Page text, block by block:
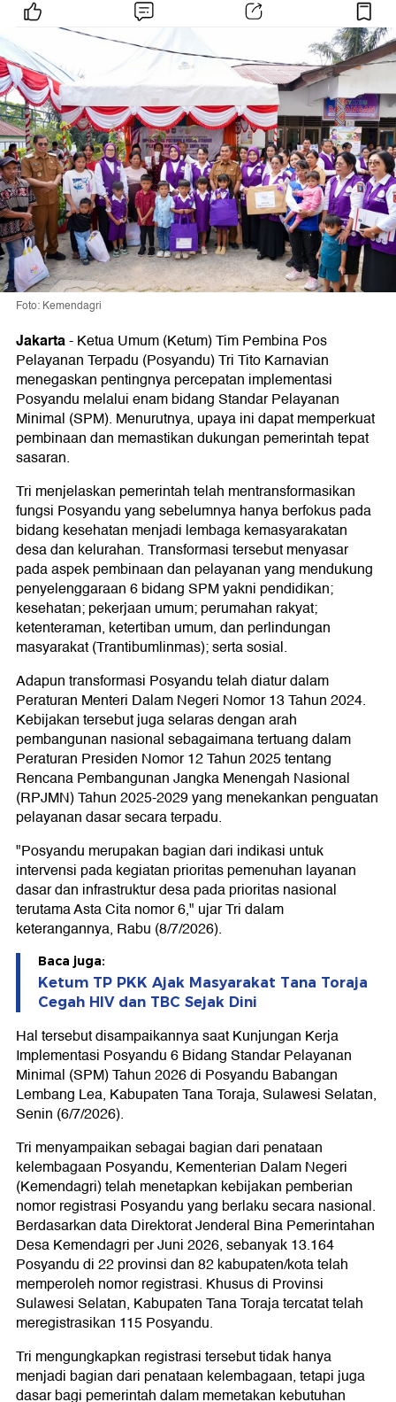
Foto: Kemendagri
Jakarta-Ketua Umum (Ketum) Tim Pembina Pos
Pelayanan Terpadu (Posyandu) Tri Tito Karnavian
menegaskan pentingnya percepatan implementasi
Posyandu melalui enam bidang Standar Pelayanan
Minimal (SPM). Menurutnya, upaya ini dapat memperkuat
pembinaan dan memastikan dukungan pemerintah tepat
sasaran.
Tri menjelaskan pemerintah telah mentransformasikan
fungsi Posyandu yang sebelumnya hanya berfokus pada
bidang kesehatan menjadi lembaga kemasyarakatan
desa dan kelurahan. Transformasi tersebut menyasar
pada aspek pembinaan dan pelayanan yang mendukung
penyelenggaraan 6 bidang SPM yakni pendidikan;
kesehatan; pekerjaan umum; perumahan rakyat;
ketenteraman, ketertiban umum, dan perlindungan
masyarakat (Trantibumlinmas); serta sosial.
Adapun transformasi Posyandu telah diatur dalam
Peraturan Menteri Dalam Negeri Nomor 13 Tahun 2024.
Kebijakan tersebut juga selaras dengan arah
pembangunan nasional sebagaimana tertuang dalam
Peraturan Presiden Nomor 12 Tahun 2025 tentang
Rencana Pembangunan Jangka Menengah Nasional
(RPJMN) Tahun 2025-2029 yang menekankan penguatan
pelayanan dasar secara terpadu.
"Posyandu merupakan bagian dari indikasi untuk
intervensi pada kegiatan prioritas pemenuhan layanan
dasar dan infrastruktur desa pada prioritas nasional
terutama Asta Cita nomor 6," ujar Tri dalam
keterangannya, Rabu (8/7/2026).
Baca juga:
Ketum TP PKK Ajak Masyarakat Tana Toraja
Cegah HIV dan TBC Sejak Dini
Hal tersebut disampaikannya saat Kunjungan Kerja
Implementasi Posyandu 6 Bidang Standar Pelayanan
Minimal (SPM) Tahun 2026 di Posyandu Babangan
Lembang Lea, Kabupaten Tana Toraja, Sulawesi Selatan,
Senin (6/7/2026).
Tri menyampaikan sebagai bagian dari penataan
kelembagaan Posyandu, Kementerian Dalam Negeri
(Kemendagri) telah menetapkan kebijakan pemberian
nomor registrasi Posyandu yang berlaku secara nasional.
Berdasarkan data Direktorat Jenderal Bina Pemerintahan
Desa Kemendagri per Juni 2026, sebanyak 13.164
Posyandu di 22 provinsi dan 82 kabupaten/kota telah
memperoleh nomor registrasi. Khusus di Provinsi
Sulawesi Selatan, Kabupaten Tana Toraja tercatat telah
meregistrasikan 115 Posyandu.
Tri mengungkapkan registrasi tersebut tidak hanya
menjadi bagian dari penataan kelembagaan, tetapi juga
dasar bagi pemerintah dalam memetakan kebutuhan